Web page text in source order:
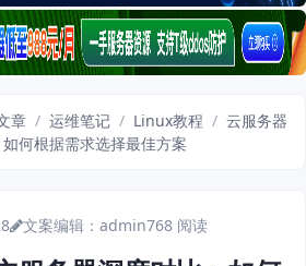
章 / 运维笔记 / Linux教程 / 云服务器
何根据需求选择最佳方案
文案编辑：admin768 阅读